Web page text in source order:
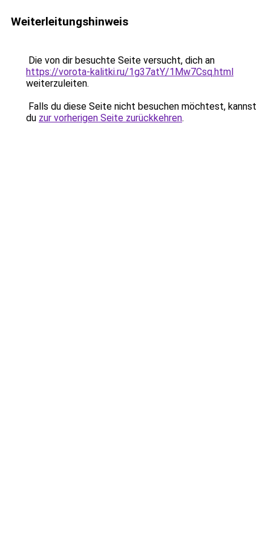
Weiterleitungshinweis
Die von dir besuchte Seite versucht, dich an
https://vorota-kalitki.ru/1g37atY/1Mw7Csq.html
weiterzuleiten.
Falls du diese Seite nicht besuchen möchtest, kannst
du zur vorherigen Seite zurückkehren.